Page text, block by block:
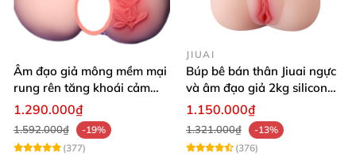
Âm đạo giả mông mềm mại
rung rên tăng khoái cảm
thủ dâm dễ dàng thoải mái
1.290.000₫
1.592.000₫
-19%
(377)
JIUAI
Búp bê bán thân Jiuai ngực
và âm đạo giả 2kg silicon
nguyên khối cao cấp
1.150.000₫
1.321.000₫
-13%
(376)